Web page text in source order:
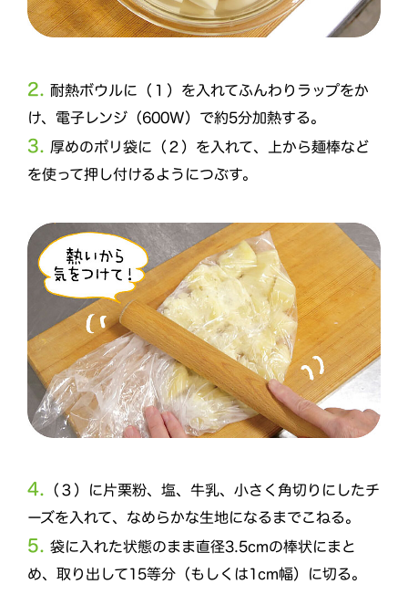
2.耐熱ボウルに（１）を入れてふんわりラップをか
け、電子レンジ（600W）で約5分加熱する。
3. 厚めのポリ袋に（２）を入れて、上から麺棒など
を使って押し付けるようにつぶす。
4. （３）に片栗粉、塩、牛乳、小さく角切りにしたチ
ーズを入れて、なめらかな生地になるまでこねる。
5. 袋に入れた状態のまま直径3.5cmの棒状にまと
め、取り出して15等分（もしくは1cm幅）に切る。